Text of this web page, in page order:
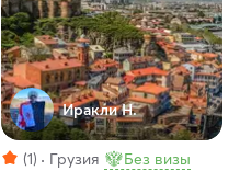
Иракли Н.
(1) Грузия Без визы